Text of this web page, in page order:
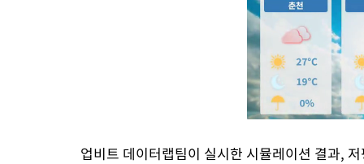
업비트 데이터랩팀이 실시한 시뮬레이션 결과,